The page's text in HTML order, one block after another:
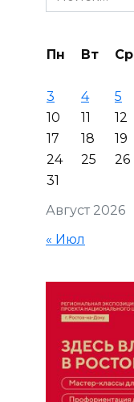
for:
Август 2026
Пн Вт Ср
3
4 5
10
11 12
17
18 19
24
25 26
31
« Июл